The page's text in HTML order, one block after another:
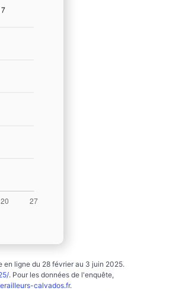
en ligne du 28 février au 3 juin 2025.
. Pour les données de l'enquête,
calvados.fr.